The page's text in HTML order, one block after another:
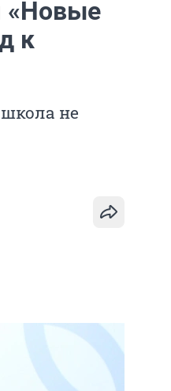
«Новые
к
не